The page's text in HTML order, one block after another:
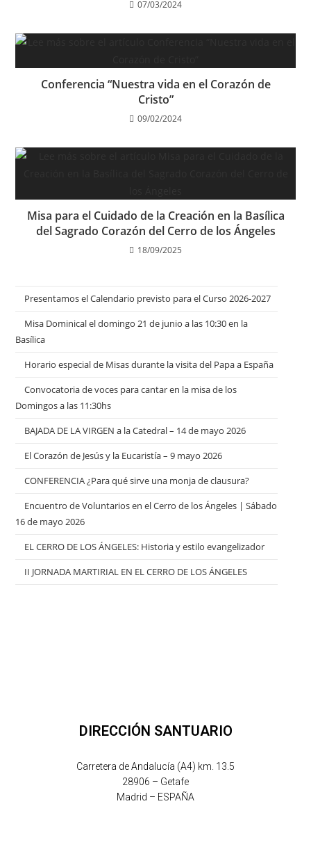
07/03/2024
Conferencia “Nuestra vida en el Corazón de
Cristo”
09/02/2024
Misa para el Cuidado de la Creación en la Basílica
del Sagrado Corazón del Cerro de los Ángeles
18/09/2025
Presentamos el Calendario previsto para el Curso 2026-2027
Misa Dominical el domingo 21 de junio a las 10:30 en la
Basílica
Horario especial de Misas durante la visita del Papa a España
Convocatoria de voces para cantar en la misa de los
Domingos a las 11:30hs
BAJADA DE LA VIRGEN a la Catedral – 14 de mayo 2026
El Corazón de Jesús y la Eucaristía – 9 mayo 2026
CONFERENCIA ¿Para qué sirve una monja de clausura?
Encuentro de Voluntarios en el Cerro de los Ángeles | Sábado
16 de mayo 2026
EL CERRO DE LOS ÁNGELES: Historia y estilo evangelizador
II JORNADA MARTIRIAL EN EL CERRO DE LOS ÁNGELES
DIRECCIÓN SANTUARIO
Carretera de Andalucía (A4) km. 13.5
28906 – Getafe
Madrid – ESPAÑA